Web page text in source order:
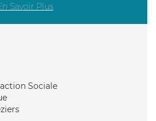
Savoir Plus
Sociale